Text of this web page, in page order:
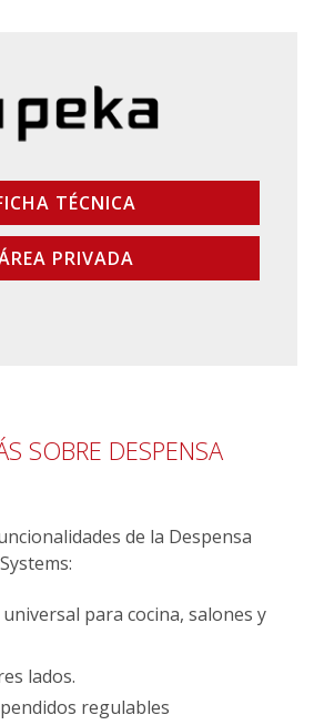
TÉCNICA
PRIVADA
SOBRE DESPENSA
de la Despensa
para cocina, salones y
lados.
regulables